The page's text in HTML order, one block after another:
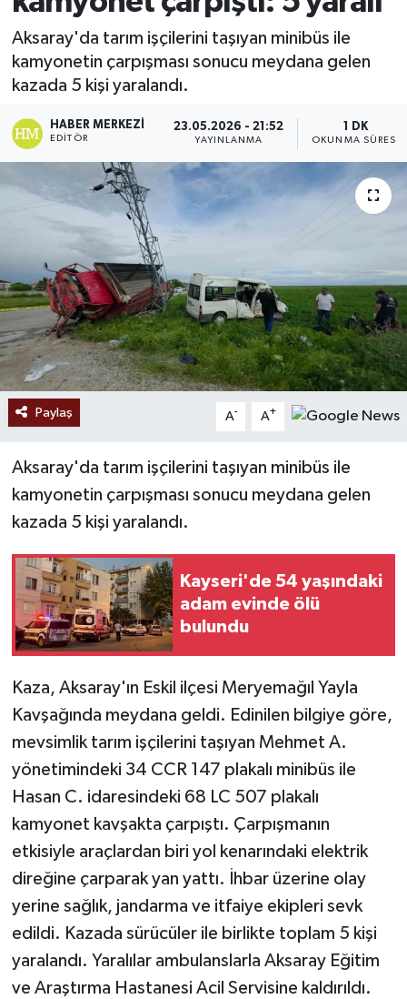
Aksaray'da tarım işçilerini taşıyan minibüs ile
kamyonetin çarpışması sonucu meydana gelen
kazada 5 kişi yaralandı.
HABER MERKEZI
EDITÖR
23.05.2026 - 21:52
YAYINLANMA
1 DK
OKUNMA SÜRESI
Paylaş A- A+
Aksaray'da tarım işçilerini taşıyan minibüs ile
kamyonetin çarpışması sonucu meydana gelen
kazada 5 kişi yaralandı.
Kayseri'de 54 yaşındaki
adam evinde ölü
bulundu
Kaza, Aksaray'ın Eskil ilçesi Meryemağıl Yayla
Kavşağında meydana geldi. Edinilen bilgiye göre,
mevsimlik tarım işçilerini taşıyan Mehmet A.
yönetimindeki 34 CCR 147 plakalı minibüs ile
Hasan C. idaresindeki 68 LC 507 plakalı
kamyonet kavşakta çarpıştı. Çarpışmanın
etkisiyle araçlardan biri yol kenarındaki elektrik
direğine çarparak yan yattı. İhbar üzerine olay
yerine sağlık, jandarma ve itfaiye ekipleri sevk
edildi. Kazada sürücüler ile birlikte toplam 5 kişi
yaralandı. Yaralılar ambulanslarla Aksaray Eğitim
ve Araştırma Hastanesi Acil Servisine kaldırıldı.
Ekonomi
Sağlık
Tokat Haber